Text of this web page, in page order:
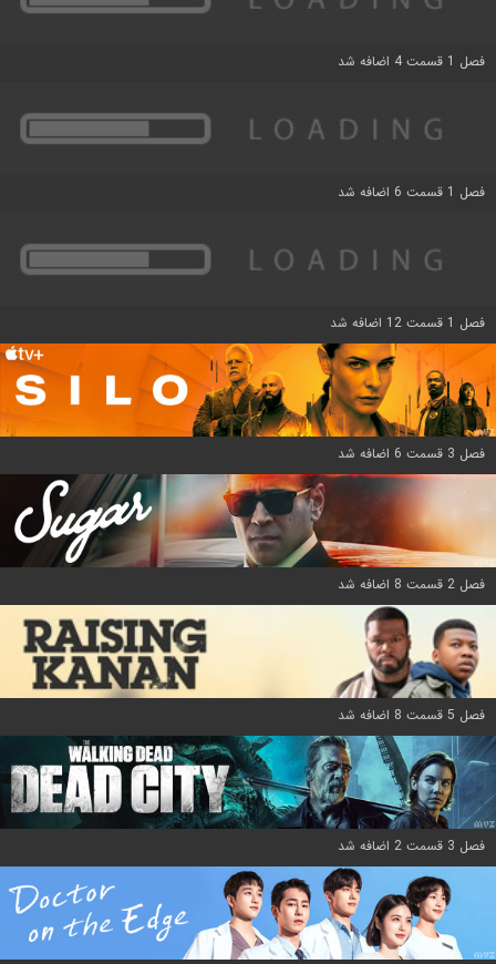
فصل 1 قسمت 4 اضافه شد
فصل 1 قسمت 6 اضافه شد
فصل 1 قسمت 12 اضافه شد
فصل 3 قسمت 6 اضافه شد
فصل 2 قسمت 8 اضافه شد
فصل 5 قسمت 8 اضافه شد
فصل 3 قسمت 2 اضافه شد